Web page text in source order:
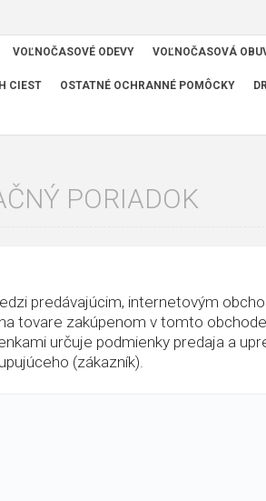
VOĽNOČASOVÉ ODEVY VOĽNOČASOVÁ
CIEST OSTATNÉ OCHRANNÉ POMÔCKY
PORIADOK
predávajúcim, internetovým
tovare zakúpenom v tomto
určuje podmienky predaja a
(zákazník).